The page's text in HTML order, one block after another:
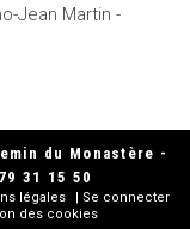
Jean Martin -
du Monastère -
31 15 50
légales
Se connecter
des cookies